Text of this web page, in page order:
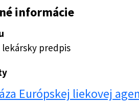
informácie
lekársky predpis
Európskej liekovej